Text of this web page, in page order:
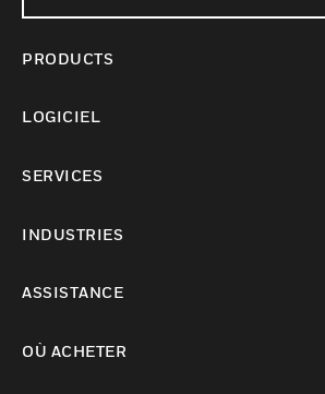
PRODUCTS
LOGICIEL
SERVICES
INDUSTRIES
ASSISTANCE
OÙ ACHETER